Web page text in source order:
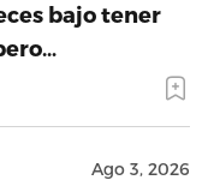
bajo tener
Ago 3, 2026